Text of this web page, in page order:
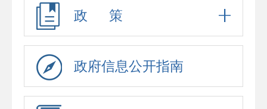
政 策
政府信息公开指南